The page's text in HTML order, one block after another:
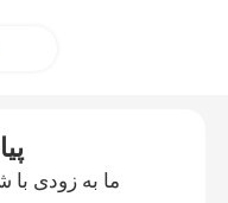
ما به زودی